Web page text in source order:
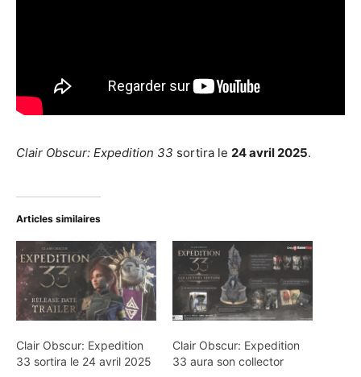
Clair Obscur: Expedition 33 sortira le 24 avril 2025.
Articles similaires
Clair Obscur: Expedition
33 sortira le 24 avril 2025
Clair Obscur: Expedition
33 aura son collector